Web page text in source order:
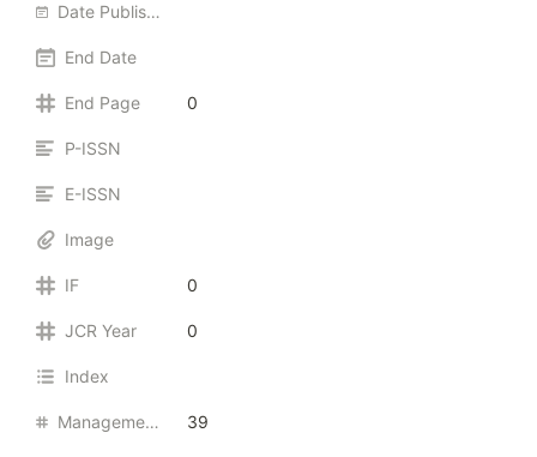
Date Published Online
End Date
End Page 0
P-ISSN
E-ISSN
Image
IF 0
JCR Year 0
Index
Management Number 39